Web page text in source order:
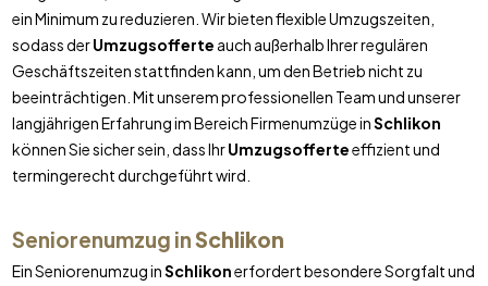
ein Minimum zu reduzieren. Wir bieten flexible Umzugszeiten,
sodass derUmzugsofferte auch außerhalb Ihrer regulären
Geschäftszeiten stattfinden kann, um den Betrieb nicht zu
beeinträchtigen. Mit unserem professionellen Team und unserer
langjährigen Erfahrung im Bereich Firmenumzüge inSchlikon
können Sie sicher sein, dass IhrUmzugsofferteeffizient und
termingerecht durchgeführt wird.
Seniorenumzug inSchlikon
Ein Seniorenumzug inSchlikonerfordert besondere Sorgfalt und